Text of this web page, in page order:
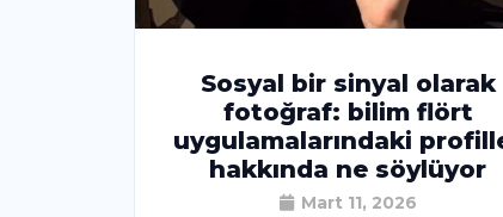
Sosyal bir sinyal olarak
fotoğraf: bilim flört
uygulamalarındaki
hakkında ne söylüyor
Mart 11, 2026